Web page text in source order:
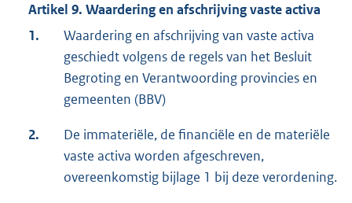
Artikel 9. Waardering en afschrijving vaste activa
1.
Waardering en afschrijving van vaste activa
geschiedt volgens de regels van het Besluit
Begroting en Verantwoording provincies en
gemeenten (BBV)
2.
De immateriële, de financiële en de materiële
vaste activa worden afgeschreven,
overeenkomstig bijlage 1 bij deze verordening.